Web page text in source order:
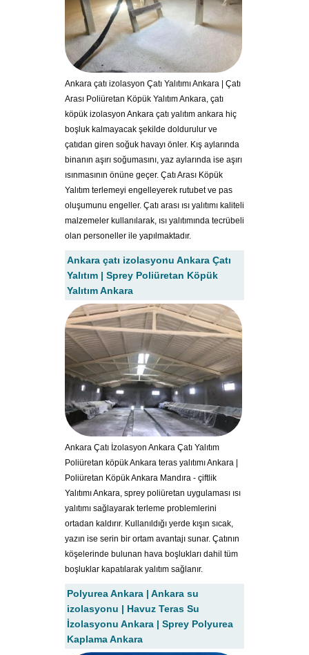
Ankara çatı izolasyon Çatı Yalıtımı Ankara | Çatı
Arası Poliüretan Köpük Yalıtım Ankara, çatı
köpük izolasyon Ankara çatı yalıtım ankara hiç
boşluk kalmayacak şekilde doldurulur ve
çatıdan giren soğuk havayı önler. Kış aylarında
binanın aşırı soğumasını, yaz aylarında ise aşırı
ısınmasının önüne geçer. Çatı Arası Köpük
Yalıtım terlemeyi engelleyerek rutubet ve pas
oluşumunu engeller. Çatı arası ısı yalıtımı kaliteli
malzemeler kullanılarak, ısı yalıtımında tecrübeli
olan personeller ile yapılmaktadır.
Ankara çatı izolasyonu Ankara Çatı
Yalıtım | Sprey Poliüretan Köpük
Yalıtım Ankara
Ankara Çatı İzolasyon Ankara Çatı Yalıtım
Poliüretan köpük Ankara teras yalıtımı Ankara |
Poliüretan Köpük Ankara Mandıra - çiftlik
Yalıtımı Ankara, sprey poliüretan uygulaması ısı
yalıtımı sağlayarak terleme problemlerini
ortadan kaldırır. Kullanıldığı yerde kışın sıcak,
yazın ise serin bir ortam avantajı sunar. Çatının
köşelerinde bulunan hava boşlukları dahil tüm
boşluklar kapatılarak yalıtım sağlanır.
Polyurea Ankara | Ankara su
izolasyonu | Havuz Teras Su
İzolasyonu Ankara | Sprey Polyurea
Kaplama Ankara